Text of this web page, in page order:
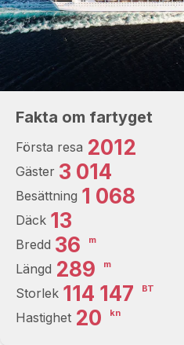
Fakta om fartyget
Första resa 2012
Gäster 3 014
Besättning 1 068
Däck 13
Bredd 36 m
Längd 289 m
Storlek 114 147 BT
Hastighet 20 kn